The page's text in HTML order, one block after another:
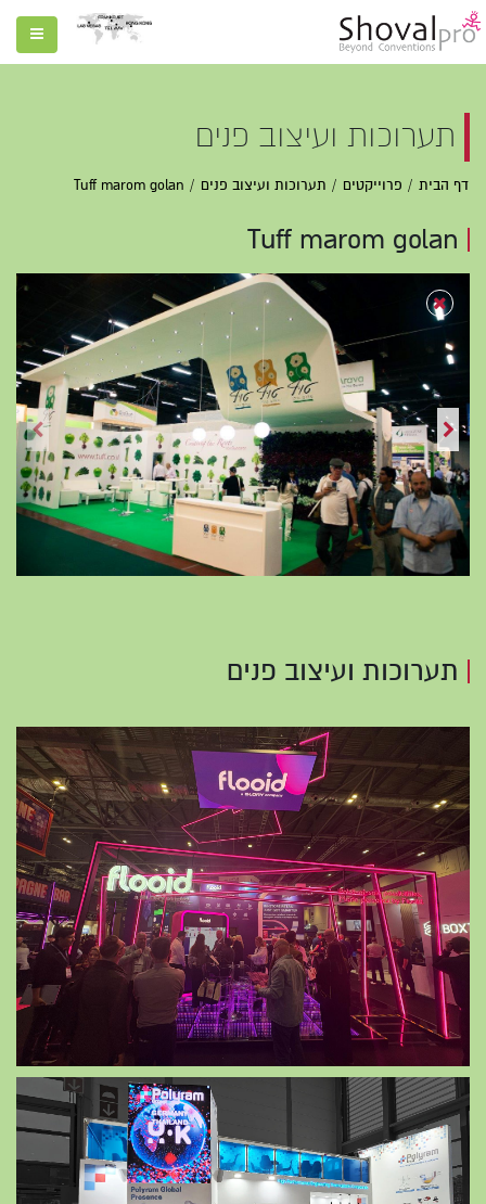
תערוכות ועיצוב פנים
דף הבית פרוייקטים תערוכות ועיצוב פנים Tuff marom golan
Tuff marom golan
תערוכות ועיצוב פנים